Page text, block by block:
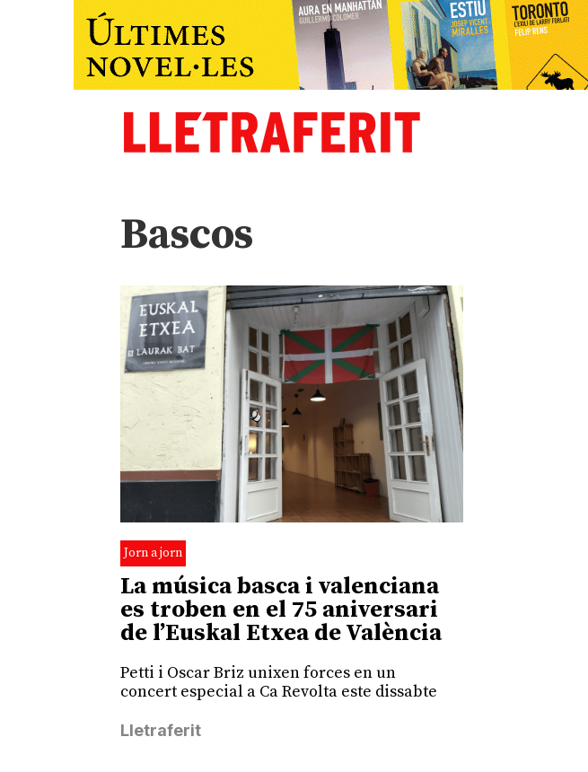
Bascos
Jorn a jorn
La música basca i valenciana
es troben en el 75 aniversari
de l’Euskal Etxea de València
Petti i Oscar Briz unixen forces en un
concert especial a Ca Revolta este dissabte
Lletraferit